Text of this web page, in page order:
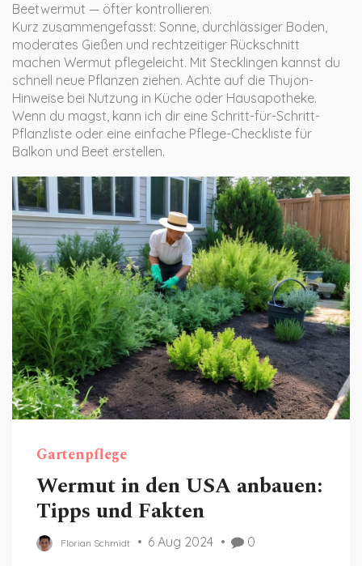
Beetwermut — öfter kontrollieren.
Kurz zusammengefasst: Sonne, durchlässiger Boden,
moderates Gießen und rechtzeitiger Rückschnitt
machen Wermut pflegeleicht. Mit Stecklingen kannst du
schnell neue Pflanzen ziehen. Achte auf die Thujon-
Hinweise bei Nutzung in Küche oder Hausapotheke.
Wenn du magst, kann ich dir eine Schritt-für-Schritt-
Pflanzliste oder eine einfache Pflege-Checkliste für
Balkon und Beet erstellen.
Gartenpflege
Wermut in den USA anbauen:
Tipps und Fakten
Florian Schmidt 6 Aug 2024 0